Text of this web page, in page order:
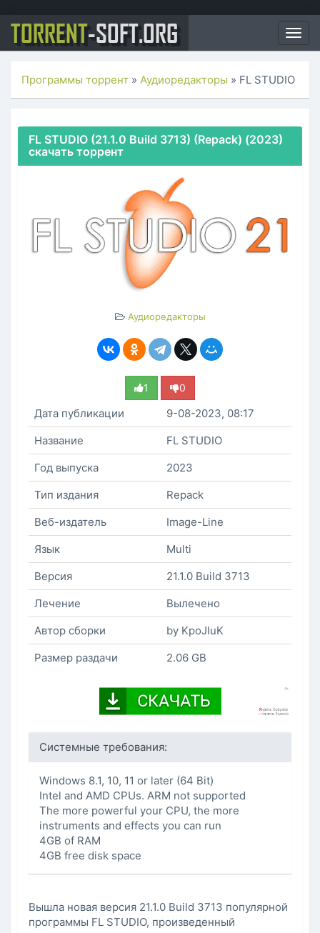
TORRENT-SOFT.ORG
Программы торрент » Аудиоредакторы » FL STUDIO
FL STUDIO (21.1.0 Build 3713) (Repack) (2023)
скачать торрент
Аудиоредакторы
1 0
Дата публикации
9-08-2023, 08:17
Название
FL STUDIO
Год выпуска
2023
Тип издания
Repack
Веб-издатель
Image-Line
Язык
Multi
Версия
21.1.0 Build 3713
Лечение
Вылечено
Автор сборки
by KpoJIuK
Размер раздачи
2.06 GB
Системные требования:
Windows 8.1, 10, 11 or later (64 Bit)
Intel and AMD CPUs. ARM not supported
The more powerful your CPU, the more
instruments and effects you can run
4GB of RAM
4GB free disk space
Вышла новая версия 21.1.0 Build 3713 популярной
программы FL STUDIO, произведенный